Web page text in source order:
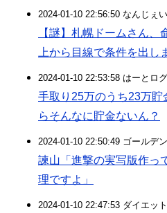
2024-01-10 22:56:50 なんじぇ
【謎】札幌ドームさん
上から目線で条件を出し
2024-01-10 22:53:58 はーとログ
手取り25万のうち23万
らそんなに貯金ないん？
2024-01-10 22:50:49 ゴールデ
諫山「進撃の実写版作
理ですよ」
2024-01-10 22:47:53 ダイエッ